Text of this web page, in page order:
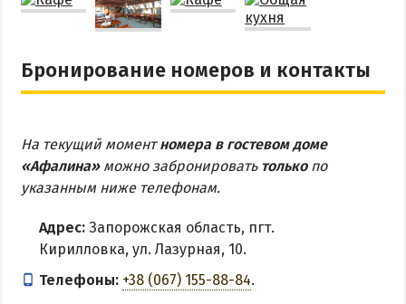
Бронирование номеров и контакты
На текущий моментномера в гостевом доме
«Афалина»можно забронировать толькопо
указанным ниже телефонам.
Адрес: Запорожская область, пгт.
Кирилловка, ул. Лазурная, 10.
Телефоны: +38 (067) 155-88-84.